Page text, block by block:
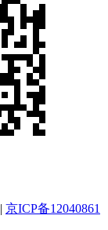
| 京ICP备12040861